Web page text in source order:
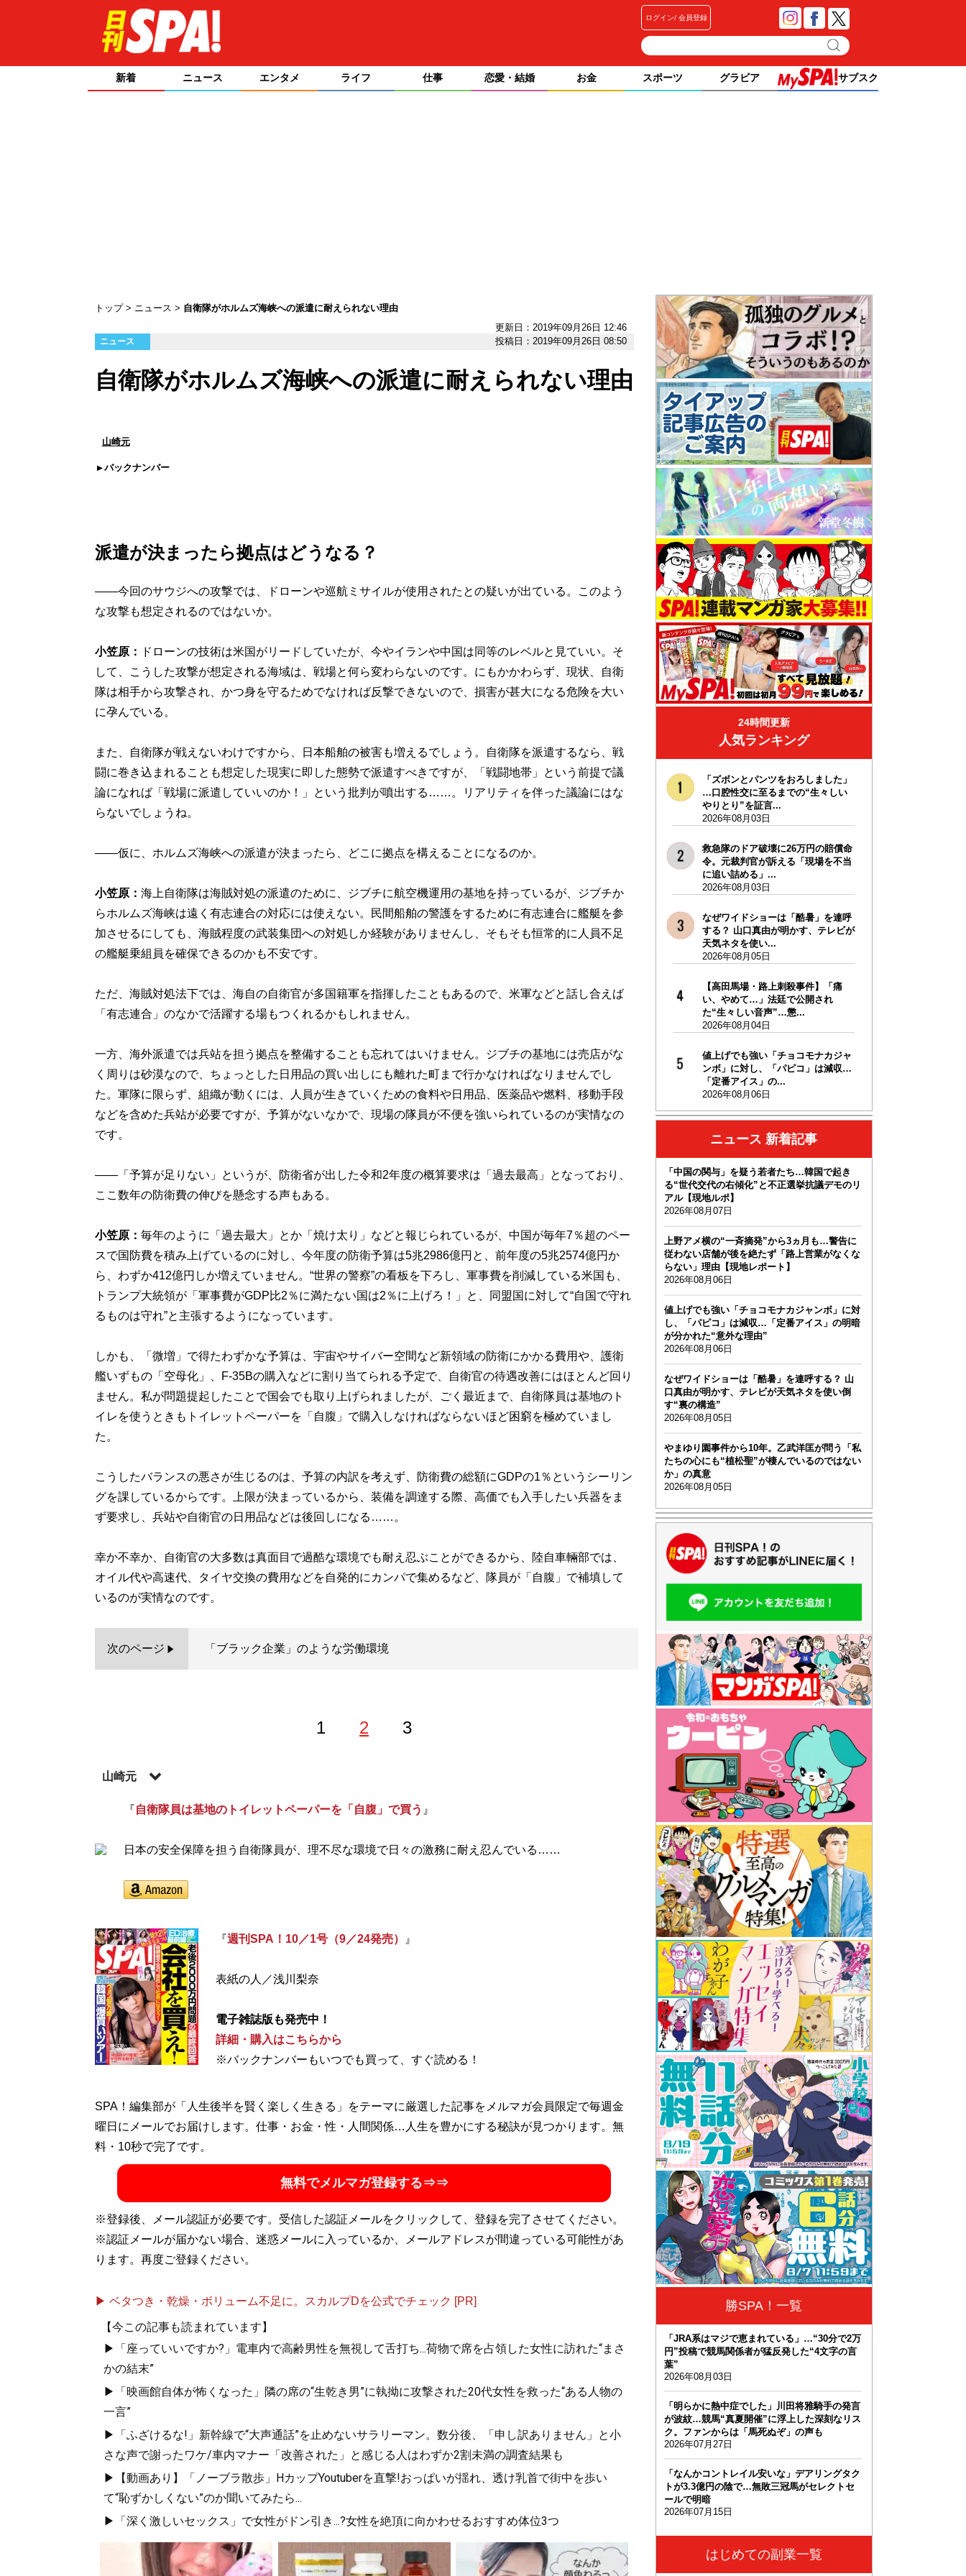
ログイン 会員登録
新着 ニュース エンタメ ライフ 仕事 恋愛・結婚 お金 スポーツ グラビア サブスク
トップ ニュース
自衛隊がホルムズ海峡への派遣に耐えられない理由
更新日：2019年09月26日 12:46
ニュース 投稿日：2019年09月26日 08:50
自衛隊がホルムズ海峡への派遣に耐えられない理由
山崎元
バックナンバー
派遣が決まったら拠点はどうなる？
――今回のサウジへの攻撃では、ドローンや巡航ミサイルが使用されたとの疑いが出ている。このよう
な攻撃も想定されるのではないか。
小笠原：
ドローンの技術は米国がリードしていたが、今やイランや中国は同等のレベルと見ていい。そ
して、こうした攻撃が想定される海域は、戦場と何ら変わらないのです。にもかかわらず、現状、自衛
隊は相手から攻撃され、かつ身を守るためでなければ反撃できないので、損害が甚大になる危険を大い
に孕んでいる。
また、自衛隊が戦えないわけですから、日本船舶の被害も増えるでしょう。自衛隊を派遣するなら、戦
闘に巻き込まれることも想定した現実に即した態勢で派遣すべきですが、「戦闘地帯」という前提で議
論になれば「戦場に派遣していいのか！」という批判が噴出する……。リアリティを伴った議論にはな
らないでしょうね。
――仮に、ホルムズ海峡への派遣が決まったら、どこに拠点を構えることになるのか。
小笠原： 海上自衛隊は海賊対処の派遣のために、ジブチに航空機運用の基地を持っているが、ジブチか
らホルムズ海峡は遠く有志連合の対応には使えない。民間船舶の警護をするために有志連合に艦艇を参
加させるにしても、海賊程度の武装集団への対処しか経験がありませんし、そもそも恒常的に人員不足
の艦艇乗組員を確保できるのかも不安です。
ただ、海賊対処法下では、海自の自衛官が多国籍軍を指揮したこともあるので、米軍などと話し合えば
「有志連合」のなかで活躍する場もつくれるかもしれません。
一方、海外派遣では兵站を担う拠点を整備することも忘れてはいけません。ジブチの基地には売店がな
く周りは砂漠なので、ちょっとした日用品の買い出しにも離れた町まで行かなければなりませんでし
た。軍隊に限らず、組織が動くには、人員が生きていくための食料や日用品、医薬品や燃料、移動手段
などを含めた兵站が必要ですが、予算がないなかで、現場の隊員が不便を強いられているのが実情なの
です。
――「予算が足りない」というが、防衛省が出した令和2年度の概算要求は「過去最高」となっており、
ここ数年の防衛費の伸びを懸念する声もある。
小笠原： 毎年のように「過去最大」とか「焼け太り」などと報じられているが、中国が毎年7％超のペー
スで国防費を積み上げているのに対し、今年度の防衛予算は5兆2986億円と、前年度の5兆2574億円か
ら、わずか412億円しか増えていません。“世界の警察”の看板を下ろし、軍事費を削減している米国も、
トランプ大統領が「軍事費がGDP比2％に満たない国は2％に上げろ！」と、同盟国に対して“自国で守れ
るものは守れ”と主張するようになっています。
しかも、「微増」で得たわずかな予算は、宇宙やサイバー空間など新領域の防衛にかかる費用や、護衛
艦いずもの「空母化」、F-35Bの購入などに割り当てられる予定で、自衛官の待遇改善にはほとんど回り
ません。私が問題提起したことで国会でも取り上げられましたが、ごく最近まで、自衛隊員は基地のト
イレを使うときもトイレットペーパーを「自腹」で購入しなければならないほど困窮を極めていまし
た。
こうしたバランスの悪さが生じるのは、予算の内訳を考えず、防衛費の総額にGDPの1％というシーリン
グを課しているからです。上限が決まっているから、装備を調達する際、高価でも入手したい兵器をま
ず要求し、兵站や自衛官の日用品などは後回しになる……。
幸か不幸か、自衛官の大多数は真面目で過酷な環境でも耐え忍ぶことができるから、陸自車輛部では、
オイル代や高速代、タイヤ交換の費用などを自発的にカンパで集めるなど、隊員が「自腹」で補填して
いるのが実情なのです。
次のページ 「ブラック企業」のような労働環境
1 2 3
山崎元
『自衛隊員は基地のトイレットペーパーを「自腹」で買う 』
日本の安全保障を担う自衛隊員が、理不尽な環境で日々の激務に耐え忍んでいる……
『週刊SPA！10／1号（9／24発売） 』
表紙の人／浅川梨奈
電子雑誌版も発売中！
詳細・購入はこちらから
※バックナンバーもいつでも買って、すぐ読める！
SPA！編集部が「人生後半を賢く楽しく生きる」をテーマに厳選した記事をメルマガ会員限定で毎週金
曜日にメールでお届けします。仕事・お金・性・人間関係…人生を豊かにする秘訣が見つかります。無
料・10秒で完了です。
無料でメルマガ登録する⇒⇒
※登録後、メール認証が必要です。受信した認証メールをクリックして、登録を完了させてください。
※認証メールが届かない場合、迷惑メールに入っているか、メールアドレスが間違っている可能性があ
ります。再度ご登録ください。
▶ ベタつき・乾燥・ボリューム不足に。スカルプDを公式でチェック [PR]
【今この記事も読まれています】
▶「座っていいですか?」電車内で高齢男性を無視して舌打ち...荷物で席を占領した女性に訪れた“まさ
かの結末”
▶「映画館自体が怖くなった」隣の席の“生乾き男”に執拗に攻撃された20代女性を救った“ある人物の
一言”
▶「ふざけるな!」新幹線で“大声通話”を止めないサラリーマン。数分後、「申し訳ありません」と小
さな声で謝ったワケ/車内マナー「改善された」と感じる人はわずか2割未満の調査結果も
▶【動画あり】「ノーブラ散歩」HカップYoutuberを直撃!おっぱいが揺れ、透け乳首で街中を歩い
て“恥ずかしくない”のか聞いてみたら...
▶「深く激しいセックス」で女性がドン引き...?女性を絶頂に向かわせるおすすめ体位3つ
24時間更新
人気ランキング
「ズボンとパンツをおろしました」
…口腔性交に至るまでの“生々しい
やりとり”を証言...
2026年08月03日
救急隊のドア破壊に26万円の賠償命
令。元裁判官が訴える「現場を不当
に追い詰める」...
2026年08月03日
なぜワイドショーは「酷暑」を連呼
する？ 山口真由が明かす、テレビが
天気ネタを使い...
2026年08月05日
【高田馬場・路上刺殺事件】「痛
い、やめて…」法廷で公開され
た“生々しい音声”…懲...
2026年08月04日
値上げでも強い「チョコモナカジャ
ンボ」に対し、「パピコ」は減収…
「定番アイス」の...
2026年08月06日
ニュース 新着記事
「中国の関与」を疑う若者たち…韓国で起き
る“世代交代の右傾化”と不正選挙抗議デモのリ
アル【現地ルポ】
2026年08月07日
上野アメ横の“一斉摘発”から3ヵ月も…警告に
従わない店舗が後を絶たず「路上営業がなくな
らない」理由【現地レポート】
2026年08月06日
値上げでも強い「チョコモナカジャンボ」に対
し、「パピコ」は減収…「定番アイス」の明暗
が分かれた“意外な理由”
2026年08月06日
なぜワイドショーは「酷暑」を連呼する？ 山
口真由が明かす、テレビが天気ネタを使い倒
す“裏の構造”
2026年08月05日
やまゆり園事件から10年。乙武洋匡が問う「私
たちの心にも“植松聖”が棲んでいるのではない
か」の真意
2026年08月05日
勝SPA！一覧
「JRA系はマジで恵まれている」…“30分で2万
円”投稿で競馬関係者が猛反発した“4文字の言
葉”
2026年08月03日
「明らかに熱中症でした」川田将雅騎手の発言
が波紋…競馬“真夏開催”に浮上した深刻なリス
ク。ファンからは「馬死ぬぞ」の声も
2026年07月27日
「なんかコントレイル安いな」デアリングタク
トが3.3億円の陰で…無敗三冠馬がセレクトセ
ールで明暗
2026年07月15日
はじめての副業一覧